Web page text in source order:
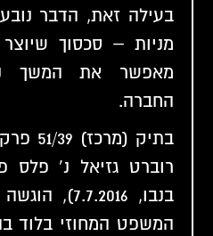
בעילה זאת, הדבר
מאפשר את המשך
החברה.
רוברט גזיאל נ' פלס
בנבו,